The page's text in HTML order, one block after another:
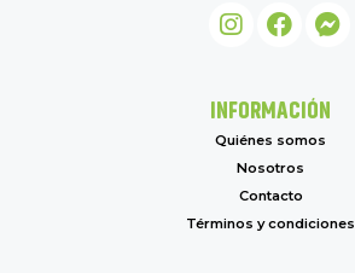
INFORMACIÓN
Quiénes somos
Nosotros
Contacto
Términos y condiciones